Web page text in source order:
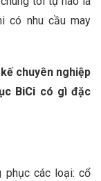
có nhu cầu may
chuyên nghiệp
BiCi có gì đặc
phục các loại: cổ